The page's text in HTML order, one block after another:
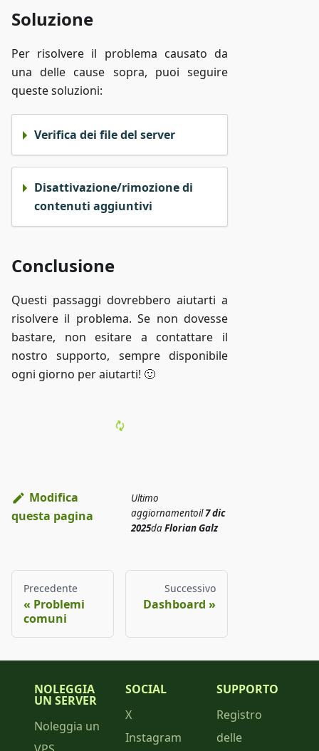
Soluzione
Per risolvere il problema causato da
una delle cause sopra, puoi seguire
queste soluzioni:
Verifica dei file del server
Disattivazione/rimozione di
contenuti aggiuntivi
Conclusione
Questi passaggi dovrebbero aiutarti a
risolvere il problema. Se non dovesse
bastare, non esitare a contattare il
nostro supporto, sempre disponibile
ogni giorno per aiutarti! 🙂
Modifica
questa pagina
Ultimo
aggiornamentoil7 dic
2025daFlorian Galz
Precedente
Problemi
comuni
Successivo
Dashboard
NOLEGGIA
UN SERVER
Noleggia un
SOCIAL
X
Instagram
SUPPORTO
Registro
delle